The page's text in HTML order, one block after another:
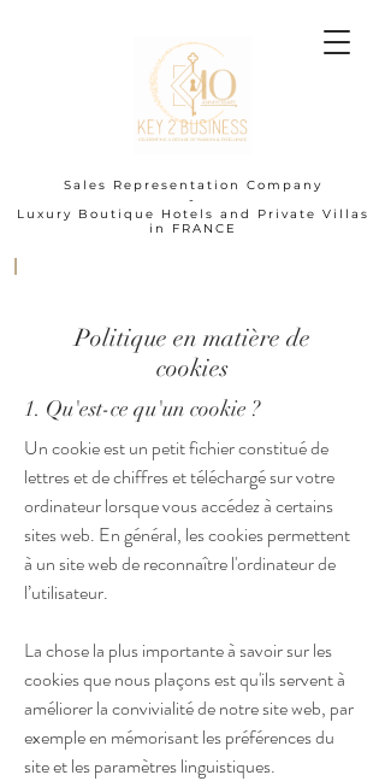
Sales Representation Company
-
Luxury Boutique Hotels and Private Villas
in FRANCE
I
Politique en matière de
cookies
1. Qu'est-ce qu'un cookie ?
Un cookie est un petit fichier constitué de
lettres et de chiffres et téléchargé sur votre
ordinateur lorsque vous accédez à certains
sites web. En général, les cookies permettent
à un site web de reconnaître l'ordinateur de
l’utilisateur.
La chose la plus importante à savoir sur les
cookies que nous plaçons est qu'ils servent à
améliorer la convivialité de notre site web, par
exemple en mémorisant les préférences du
site et les paramètres linguistiques.